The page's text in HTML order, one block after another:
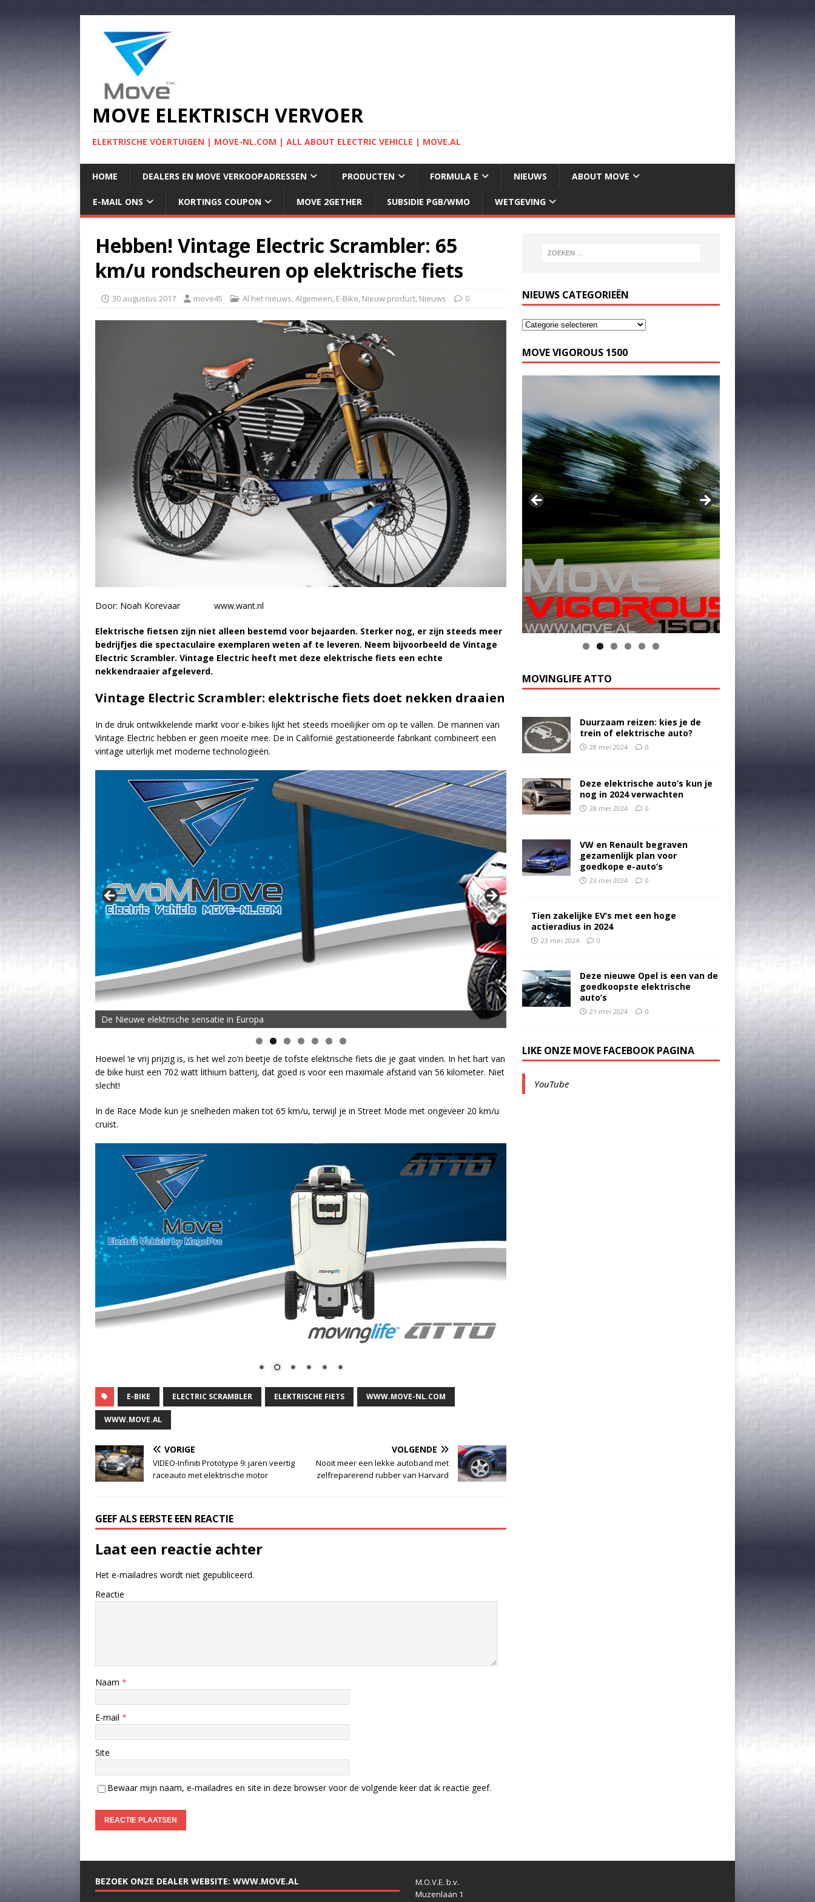
MOVE ELEKTRISCH VERVOER
ELEKTRISCHE VOERTUIGEN | MOVE-NL.COM | ALL ABOUT ELECTRIC VEHICLE | MOVE.AL
HOME DEALERS EN MOVE VERKOOPADRESSEN PRODUCTEN FORMULA E NIEUWS ABOUT MOVE
E-MAIL ONS KORTINGS COUPON MOVE 2GETHER SUBSIDIE PGB/WMO WETGEVING
Hebben! Vintage Electric Scrambler: 65
km/u rondscheuren op elektrische fiets
30 augustus 2017 move45 Al het nieuws,Algemeen, E-Bike, Nieuw product, Nieuws 0
Door: Noah Korevaar www.want.nl
Elektrische fietsen zijn niet alleen bestemd voor bejaarden. Sterker nog, er zijn steeds meer
bedrijfjes die spectaculaire exemplaren weten af te leveren. Neem bijvoorbeeld de Vintage
Electric Scrambler. Vintage Electric heeft met deze elektrische fiets een echte
nekkendraaier afgeleverd.
Vintage Electric Scrambler: elektrische fiets doet nekken draaien
In de druk ontwikkelende markt voor e-bikes lijkt het steeds moeilijker om op te vallen. De mannen van
Vintage Electric hebben er geen moeite mee. De in Californië gestationeerde fabrikant combineert een
vintage uiterlijk met moderne technologieën.
De Nieuwe elektrische sensatie in Europa
Hoewel ‘ie vrij prijzig is, is het wel zo’n beetje de tofste elektrische fiets die je gaat vinden. In het hart van
de bike huist een 702 watt lithium batterij, dat goed is voor een maximale afstand van 56 kilometer. Niet
slecht!
In de Race Mode kun je snelheden maken tot 65 km/u, terwijl je in Street Mode met ongeveer 20 km/u
cruist.
E-BIKE ELECTRIC SCRAMBLER ELEKTRISCHE FIETS WWW.MOVE-NL.COM
WWW.MOVE.AL
VORIGE
VIDEO-Infiniti Prototype 9: jaren veertig
raceauto met elektrische motor
VOLGENDE
Nooit meer een lekke autoband met
zelfreparerend rubber van Harvard
GEEF ALS EERSTE EEN REACTIE
Laat een reactie achter
Het e-mailadres wordt niet gepubliceerd.
Reactie
Naam *
E-mail *
Site
Bewaar mijn naam, e-mailadres en site in deze browser voor de volgende keer dat ik reactie geef.
NIEUWS CATEGORIEËN
MOVE VIGOROUS 1500
MOVINGLIFE ATTO
Duurzaam reizen: kies je de
trein of elektrische auto?
28 mei 2024 0
Deze elektrische auto’s kun je
nog in 2024 verwachten
28 mei 2024 0
VW en Renault begraven
gezamenlijk plan voor
goedkope e-auto’s
23 mei 2024 0
Tien zakelijke EV’s met een hoge
actieradius in 2024
23 mei 2024 0
Deze nieuwe Opel is een van de
goedkoopste elektrische
auto’s
21 mei 2024 0
LIKE ONZE MOVE FACEBOOK PAGINA
YouTube
BEZOEK ONZE DEALER WEBSITE: WWW.MOVE.AL
M.O.V.E. b.v.
Muzenlaan 1